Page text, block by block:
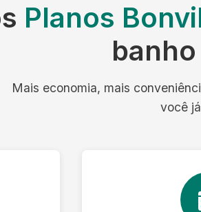
Planos
Mais economia, mais
você